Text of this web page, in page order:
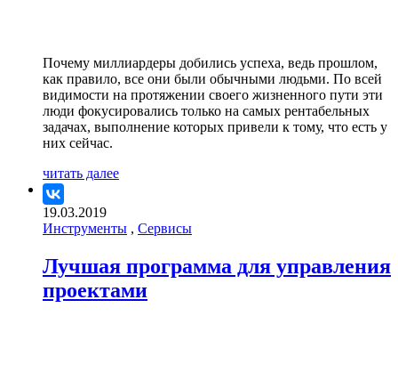
Почему миллиардеры добились успеха, ведь прошлом,
как правило, все они были обычными людьми. По всей
видимости на протяжении своего жизненного пути эти
люди фокусировались только на самых рентабельных
задачах, выполнение которых привели к тому, что есть у
них сейчас.
читать далее
19.03.2019
Инструменты , Сервисы
Лучшая программа для управления
проектами